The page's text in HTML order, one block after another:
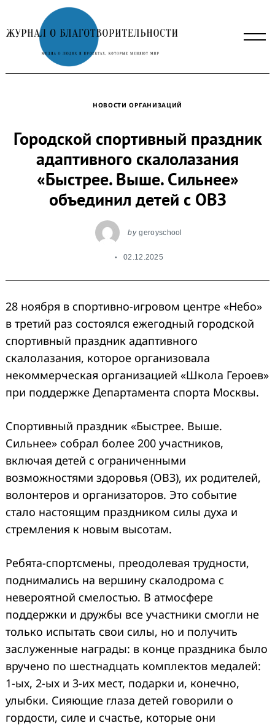
to
content
НОВОСТИ ОРГАНИЗАЦИЙ
Городской спортивный праздник
адаптивного скалолазания
«Быстрее. Выше. Сильнее»
объединил детей с ОВЗ
by geroyschool
02.12.2025
28 ноября в спортивно-игровом центре «Небо»
в третий раз состоялся ежегодный городской
спортивный праздник адаптивного
скалолазания, которое организовала
некоммерческая организацией «Школа Героев»
при поддержке Департамента спорта Москвы.
Спортивный праздник «Быстрее. Выше.
Сильнее» собрал более 200 участников,
включая детей с ограниченными
возможностями здоровья (ОВЗ), их родителей,
волонтеров и организаторов. Это событие
стало настоящим праздником силы духа и
стремления к новым высотам.
Ребята-спортсмены, преодолевая трудности,
поднимались на вершину скалодрома с
невероятной смелостью. В атмосфере
поддержки и дружбы все участники смогли не
только испытать свои силы, но и получить
заслуженные награды: в конце праздника было
вручено по шестнадцать комплектов медалей:
1-ых, 2-ых и 3-их мест, подарки и, конечно,
улыбки. Сияющие глаза детей говорили о
гордости, силе и счастье, которые они